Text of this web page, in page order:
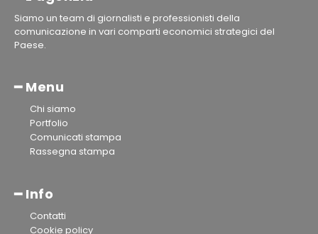
Siamo un team di giornalisti e professionisti della
comunicazione in vari comparti economici strategici del
Paese.
━ Menu
Chi siamo
Portfolio
Comunicati stampa
Rassegna stampa
━ Info
Contatti
Cookie policy